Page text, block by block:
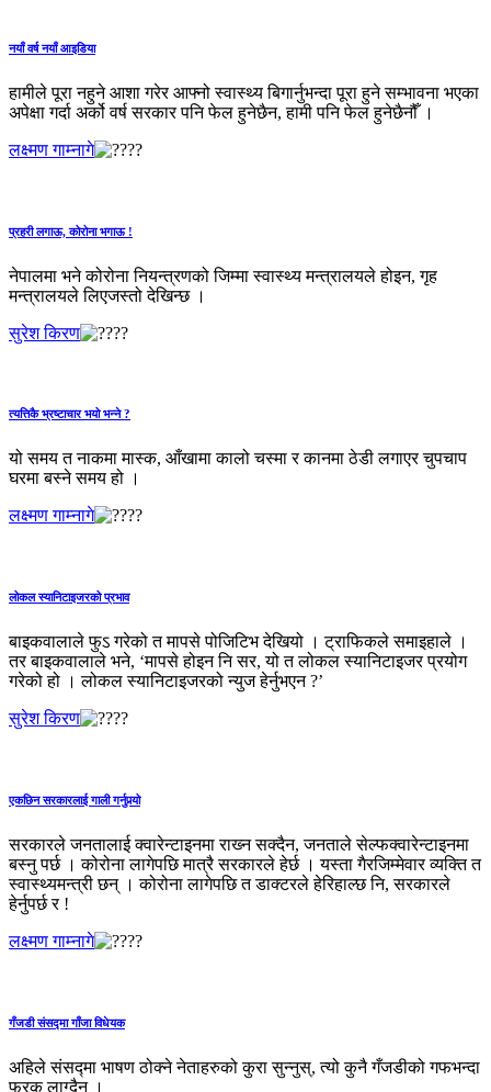
नयाँ वर्ष नयाँ आइडिया
हामीले पूरा नहुने आशा गरेर आफ्नो स्वास्थ्य बिगार्नुभन्दा पूरा हुने सम्भावना भएका
अपेक्षा गर्दा अर्को वर्ष सरकार पनि फेल हुनेछैन, हामी पनि फेल हुनेछैनौँ ।
लक्ष्मण गाम्नागे
प्रहरी लगाऊ, कोरोना भगाऊ !
नेपालमा भने कोरोना नियन्त्रणको जिम्मा स्वास्थ्य मन्त्रालयले होइन, गृह
मन्त्रालयले लिएजस्तो देखिन्छ ।
सुरेश किरण
त्यत्तिकै भ्रष्टाचार भयो भन्‍ने ?
यो समय त नाकमा मास्क, आँखामा कालो चस्मा र कानमा ठेडी लगाएर चुपचाप
घरमा बस्‍ने समय हो ।
लक्ष्मण गाम्नागे
लोकल स्यानिटाइजरको प्रभाव
बाइकवालाले फुऽ गरेको त मापसे पोजिटिभ देखियो । ट्राफिकले समाइहाले ।
तर बाइकवालाले भने, ‘मापसे होइन नि सर, यो त लोकल स्यानिटाइजर प्रयोग
गरेको हो । लोकल स्यानिटाइजरको न्युज हेर्नुभएन ?’
सुरेश किरण
एकछिन सरकारलाई गाली गर्नुपर्‍यो
सरकारले जनतालाई क्‍वारेन्टाइनमा राख्‍न सक्दैन, जनताले सेल्फक्वारेन्टाइनमा
बस्‍नु पर्छ । कोरोना लागेपछि मात्रै सरकारले हेर्छ । यस्ता गैरजिम्मेवार व्यक्ति त
स्वास्थ्यमन्त्री छन् । कोरोना लागेपछि त डाक्टरले हेरिहाल्छ नि, सरकारले
हेर्नुपर्छ र !
लक्ष्मण गाम्नागे
गँजडी संसद्‍मा गाँजा विधेयक
अहिले संसद्‍मा भाषण ठोक्‍ने नेताहरुको कुरा सुन्‍नुस्, त्यो कुनै गँजडीको गफभन्दा
फरक लाग्दैन ।